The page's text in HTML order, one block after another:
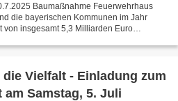
Baumaßnahme Feuerwehrhaus
die bayerischen Kommunen im Jahr
insgesamt 5,3 Milliarden Euro
Vielfalt - Einladung zum
Samstag, 5. Juli